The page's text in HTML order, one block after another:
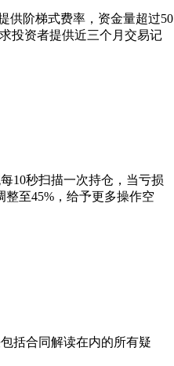
供阶梯式费率，资金量超过50
投资者提供近三个月交易记
10秒扫描一次持仓，当亏损
至45%，给予更多操作空
括合同解读在内的所有疑